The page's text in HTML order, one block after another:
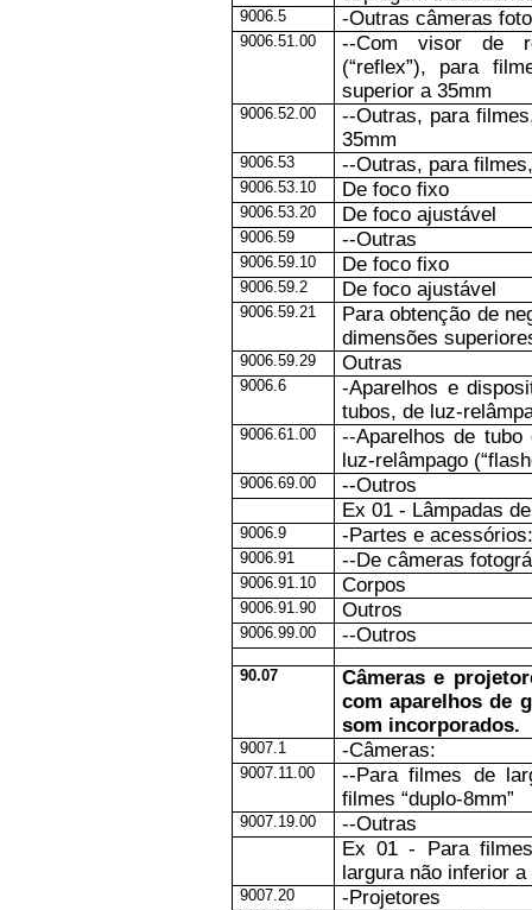
9006.5 -Outras câmeras
9006.51.00
--Com visor de
(“reflex”), para
superior a 35mm
9006.52.00
--Outras, para
35mm
9006.53 --Outras, para
9006.53.10 De foco fixo
9006.53.20 De foco ajustável
9006.59 --Outras
9006.59.10 De foco fixo
9006.59.2 De foco ajustável
9006.59.21
Para obtenção de
dimensões
9006.59.29 Outras
9006.6
-Aparelhos e
tubos, de luz-
9006.61.00
--Aparelhos de
luz-relâmpago
9006.69.00
--Outros
Ex 01 - Lâmpadas
9006.9 -Partes e acessórios:
9006.91 --De câmeras
9006.91.10 Corpos
9006.91.90 Outros
9006.99.00 --Outros
90.07
Câmeras e
com aparelhos de
som incorporados.
9007.1 -Câmeras:
9007.11.00
--Para filmes de
filmes “duplo-8mm”
9007.19.00
--Outras
Ex 01 - Para
largura não inferior a
9007.20 -Projetores